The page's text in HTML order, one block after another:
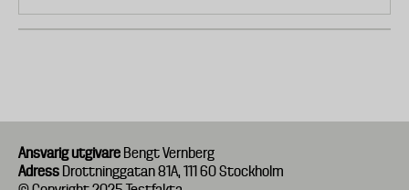
Ansvarig utgivare Bengt Vernberg
Adress Drottninggatan 81A, 111 60 Stockholm